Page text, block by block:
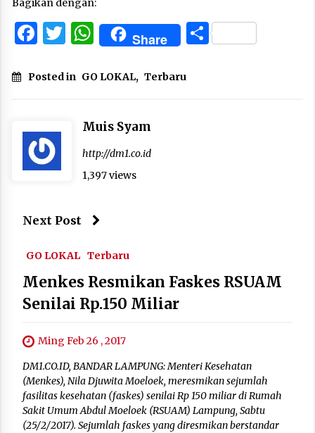
Bagikan dengan:
Facebook
Twitter
WhatsApp
Share Share
Posted in GO LOKAL, Terbaru
Muis Syam
http://dm1.co.id
1,397 views
Next Post
GO LOKAL Terbaru
Menkes Resmikan Faskes RSUAM
Senilai Rp.150 Miliar
Ming Feb 26 , 2017
DM1.CO.ID, BANDAR LAMPUNG: Menteri Kesehatan
(Menkes), Nila Djuwita Moeloek, meresmikan sejumlah
fasilitas kesehatan (faskes) senilai Rp 150 miliar di Rumah
Sakit Umum Abdul Moeloek (RSUAM) Lampung, Sabtu
(25/2/2017). Sejumlah faskes yang diresmikan berstandar